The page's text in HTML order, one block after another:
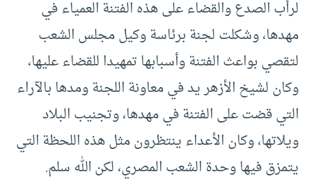
لرأب الصدع والقضاء على هذه الفتنة العمياء في
مهدها، وشكلت لجنة برئاسة وكيل مجلس الشعب
لتقصي بواعث الفتنة وأسبابها تمهيدا للقضاء عليها،
وكان لشيخ الأزهر يد في معاونة اللجنة ومدها بالآراء
التي قضت على الفتنة في مهدها، وتجنيب البلاد
ويلاتها، وكان الأعداء ينتظرون مثل هذه اللحظة التي
يتمزق فيها وحدة الشعب المصري، لكن الله سلم.